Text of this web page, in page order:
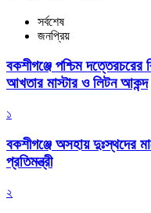
সর্বশেষ
জনপ্রিয়
বকশীগঞ্জে পশ্চিম দত্তেরচরের
আখতার মাস্টার ও লিটন আকন্দ
১
বকশীগঞ্জে অসহায় দুঃস্থদের
প্রতিমন্ত্রী
২